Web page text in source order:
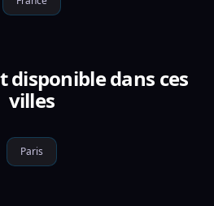
disponible dans ces
villes
Paris